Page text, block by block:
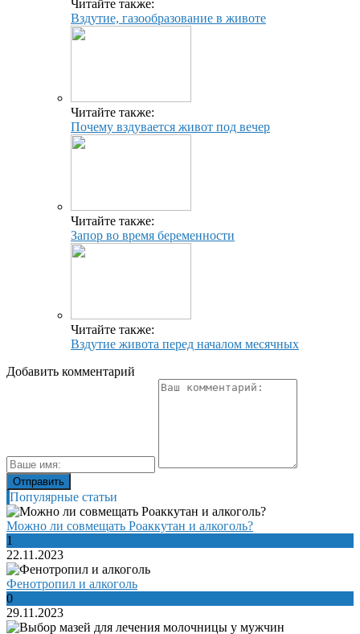
Читайте также:
Вздутие, газообразование в животе
Читайте также:
Почему вздувается живот под вечер
Читайте также:
Запор во время беременности
Читайте также:
Вздутие живота перед началом месячных
Добавить комментарий
Популярные статьи
Можно ли совмещать Роаккутан и алкоголь?
1
22.11.2023
Фенотропил и алкоголь
0
29.11.2023